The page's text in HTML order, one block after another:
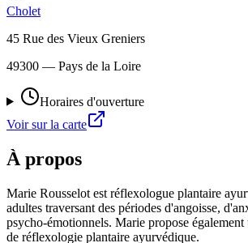
Cholet
45 Rue des Vieux Greniers
49300 — Pays de la Loire
Horaires d'ouverture
Voir sur la carte
À propos
Marie Rousselot est réflexologue plantaire
adultes traversant des périodes d'angoisse,
psycho-émotionnels. Marie propose
de réflexologie plantaire ayurvédique.